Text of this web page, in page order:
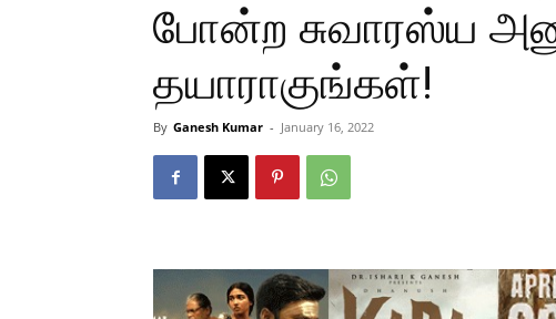
போன்ற சுவாரஸ்ய
தயாராகுங்கள்!
By Ganesh Kumar - January 16, 2022